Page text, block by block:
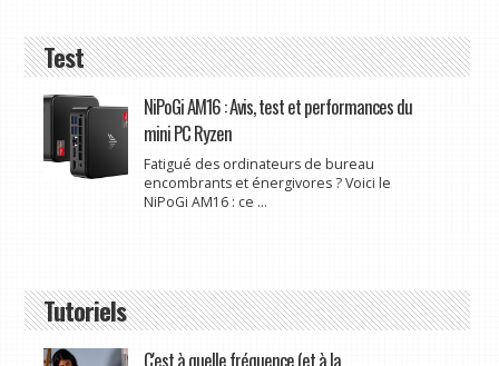
Test
NiPoGi AM16 : Avis, test et performances du
mini PC Ryzen
Fatigué des ordinateurs de bureau
encombrants et énergivores ? Voici le
NiPoGi AM16 : ce ...
Tutoriels
C'est à quelle fréquence (et à la